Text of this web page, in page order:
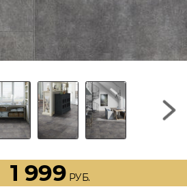
1 999 РУБ.